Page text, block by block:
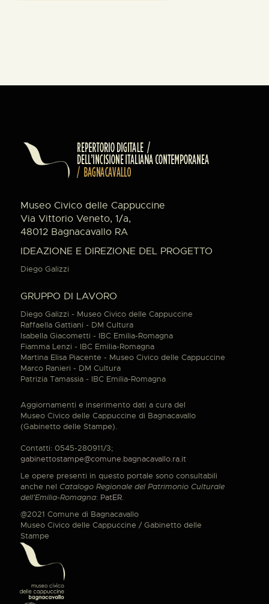
Museo Civico delle Cappuccine
Via Vittorio Veneto, 1/a,
48012 Bagnacavallo RA
IDEAZIONE E DIREZIONE DEL PROGETTO
Diego Galizzi
GRUPPO DI LAVORO
Diego Galizzi - Museo Civico delle Cappuccine
Raffaella Gattiani - DM Cultura
Isabella Giacometti - IBC Emilia-Romagna
Fiamma Lenzi - IBC Emilia-Romagna
Martina Elisa Piacente - Museo Civico delle Cappuccine
Marco Ranieri - DM Cultura
Patrizia Tamassia - IBC Emilia-Romagna
Aggiornamenti e inserimento dati a cura del
Museo Civico delle Cappuccine di Bagnacavallo
(Gabinetto delle Stampe).
Contatti: 0545-280911/3;
gabinettostampe@comune.bagnacavallo.ra.it
Le opere presenti in questo portale sono consultabili
anche nel Catalogo Regionale del Patrimonio Culturale
dell'Emilia-Romagna: PatER.
@2021 Comune di Bagnacavallo
Museo Civico delle Cappuccine / Gabinetto delle
Stampe